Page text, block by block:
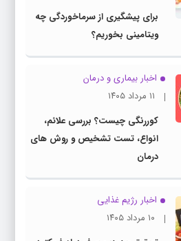
برای پیشگیری از سرماخوردگی چه
ویتامینی بخوریم؟
اخبار بیماری و درمان
۱۱ مرداد ۱۴۰۵
کوررنگی چیست؟ بررسی علائم،
انواع، تست تشخیص و روش های
درمان
اخبار رژیم غذایی
۱۰ مرداد ۱۴۰۵